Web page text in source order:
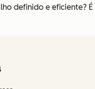
definido e eficiente?